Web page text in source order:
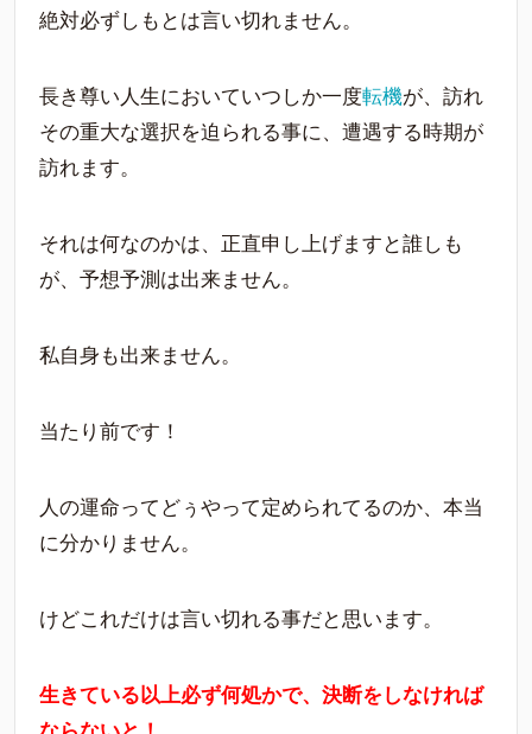
絶対必ずしもとは言い切れません。
長き尊い人生においていつしか一度転機が、訪れ
その重大な選択を迫られる事に、遭遇する時期が
訪れます。
それは何なのかは、正直申し上げますと誰しも
が、予想予測は出来ません。
私自身も出来ません。
当たり前です！
人の運命ってどぅやって定められてるのか、本当
に分かりません。
けどこれだけは言い切れる事だと思います。
生きている以上必ず何処かで、決断をしなければ